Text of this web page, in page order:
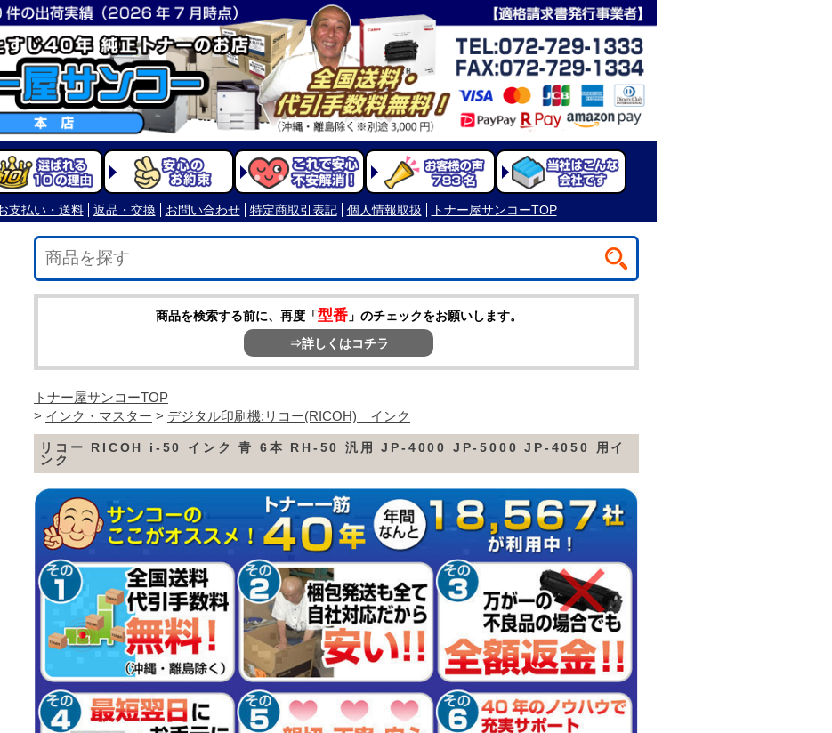
商品を検索する前に、再度「型番」のチェックをお願いします。
⇒詳しくはコチラ
トナー屋サンコーTOP
> インク・マスター > デジタル印刷機:リコー(RICOH) インク
リコー RICOH i-50 インク 青 6本 RH-50 汎用 JP-4000 JP-5000 JP-4050 用イ
ンク